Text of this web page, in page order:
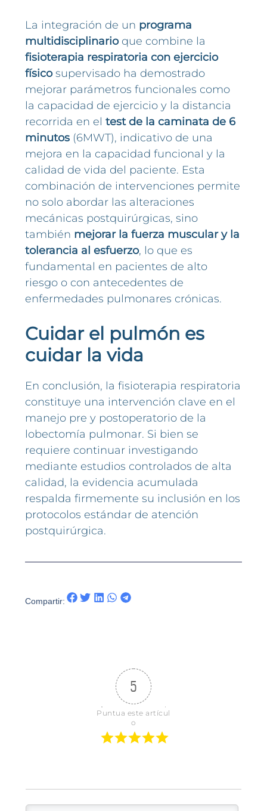
La integración de un programa
multidisciplinarioque combine la
fisioterapia respiratoria con ejercicio
físicosupervisado ha demostrado
mejorar parámetros funcionales como
la capacidad de ejercicio y la distancia
recorrida en eltest de la caminata de 6
minutos (6MWT), indicativo de una
mejora en la capacidad funcional y la
calidad de vida del paciente. Esta
combinación de intervenciones permite
no solo abordar las alteraciones
mecánicas postquirúrgicas, sino
también mejorar la fuerza muscular y la
tolerancia al esfuerzo, lo que es
fundamental en pacientes de alto
riesgo o con antecedentes de
enfermedades pulmonares crónicas.
Cuidar el pulmón es
cuidar la vida
En conclusión, la fisioterapia respiratoria
constituye una intervención clave en el
manejo pre y postoperatorio de la
lobectomía pulmonar. Si bien se
requiere continuar investigando
mediante estudios controlados de alta
calidad, la evidencia acumulada
respalda firmemente su inclusión en los
protocolos estándar de atención
postquirúrgica.
Compartir:
5
Puntua este artícul
o